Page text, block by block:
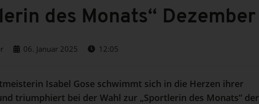
des Monats“ Dezember
06. Januar 2025 12:05
Isabel Gose schwimmt sich in die Herzen ihrer
triumphiert bei der Wahl zur „Sportlerin des Monats“ der